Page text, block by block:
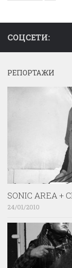
СОЦСЕТИ:
РЕПОРТАЖИ
SONIC AREA +
24/01/2010